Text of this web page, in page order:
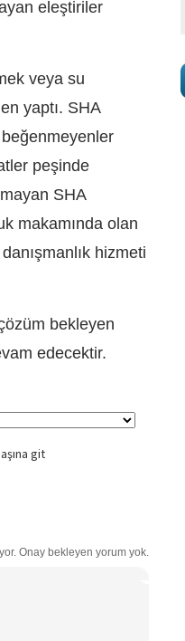
eleştiriler
veya su
yaptı. SHA
peşinde
SHA
makamında olan
hizmeti
bekleyen
edecektir.
git
Onay bekleyen yorum yok.